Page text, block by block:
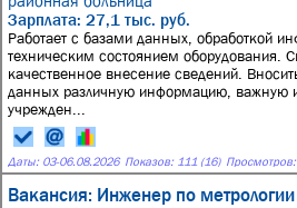
Зарплата: 27,1 тыс. руб.
Работает с базами данных, обработкой
техническим состоянием оборудования.
качественное внесение сведений.
данных различную информацию, важную
учрежден...
Даты: 03-06.08.2026 Показов: 111 (16)
Вакансия: Инженер по метрологии